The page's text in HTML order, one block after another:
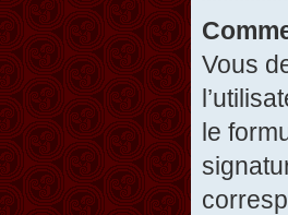
Vous
le